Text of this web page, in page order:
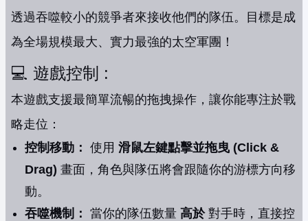
透過吞噬較小的競爭者來接收他們的隊伍。目標是成
為全場規模最大、實力最強的太空軍團！
💻 遊戲控制 :
本遊戲支援最簡單流暢的拖拽操作，讓你能專注於戰
略走位：
控制移動： 使用 滑鼠左鍵點擊並拖曳 (Click &
Drag) 畫面，角色與隊伍將會跟隨你的游標方向移
動。
吞噬機制： 當你的隊伍數量 高於對手時，直接控